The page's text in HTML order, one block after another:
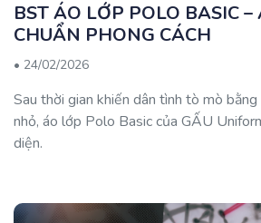
BST ÁO LỚP POLO BASIC –
CHUẨN PHONG CÁCH
• 24/02/2026
Sau thời gian khiến dân tình tò mò bằng
nhỏ, áo lớp Polo Basic của GẤU
diện.